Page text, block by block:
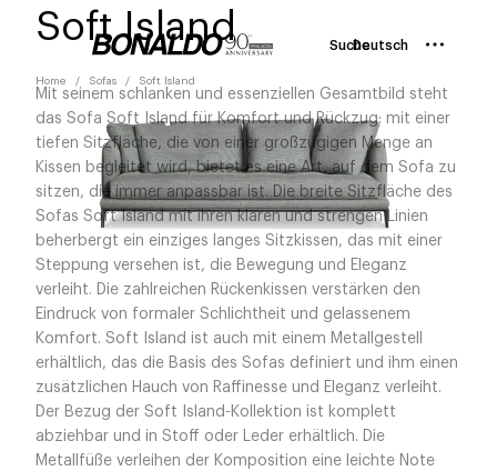
SucheDeutsch
Home Sofas Soft Island
Soft Island
Mit seinem schlanken und essenziellen Gesamtbild steht
das Sofa Soft Island für Komfort und Rückzug: mit einer
tiefen Sitzfläche, die von einer großzügigen Menge an
Kissen begleitet wird, bietet es eine Art, auf dem Sofa zu
sitzen, die immer anpassbar ist. Die breite Sitzfläche des
Sofas Soft Island mit ihren klaren und strengen Linien
beherbergt ein einziges langes Sitzkissen, das mit einer
Steppung versehen ist, die Bewegung und Eleganz
verleiht. Die zahlreichen Rückenkissen verstärken den
Eindruck von formaler Schlichtheit und gelassenem
Komfort. Soft Island ist auch mit einem Metallgestell
erhältlich, das die Basis des Sofas definiert und ihm einen
zusätzlichen Hauch von Raffinesse und Eleganz verleiht.
Der Bezug der Soft Island-Kollektion ist komplett
abziehbar und in Stoff oder Leder erhältlich. Die
Metallfüße verleihen der Komposition eine leichte Note